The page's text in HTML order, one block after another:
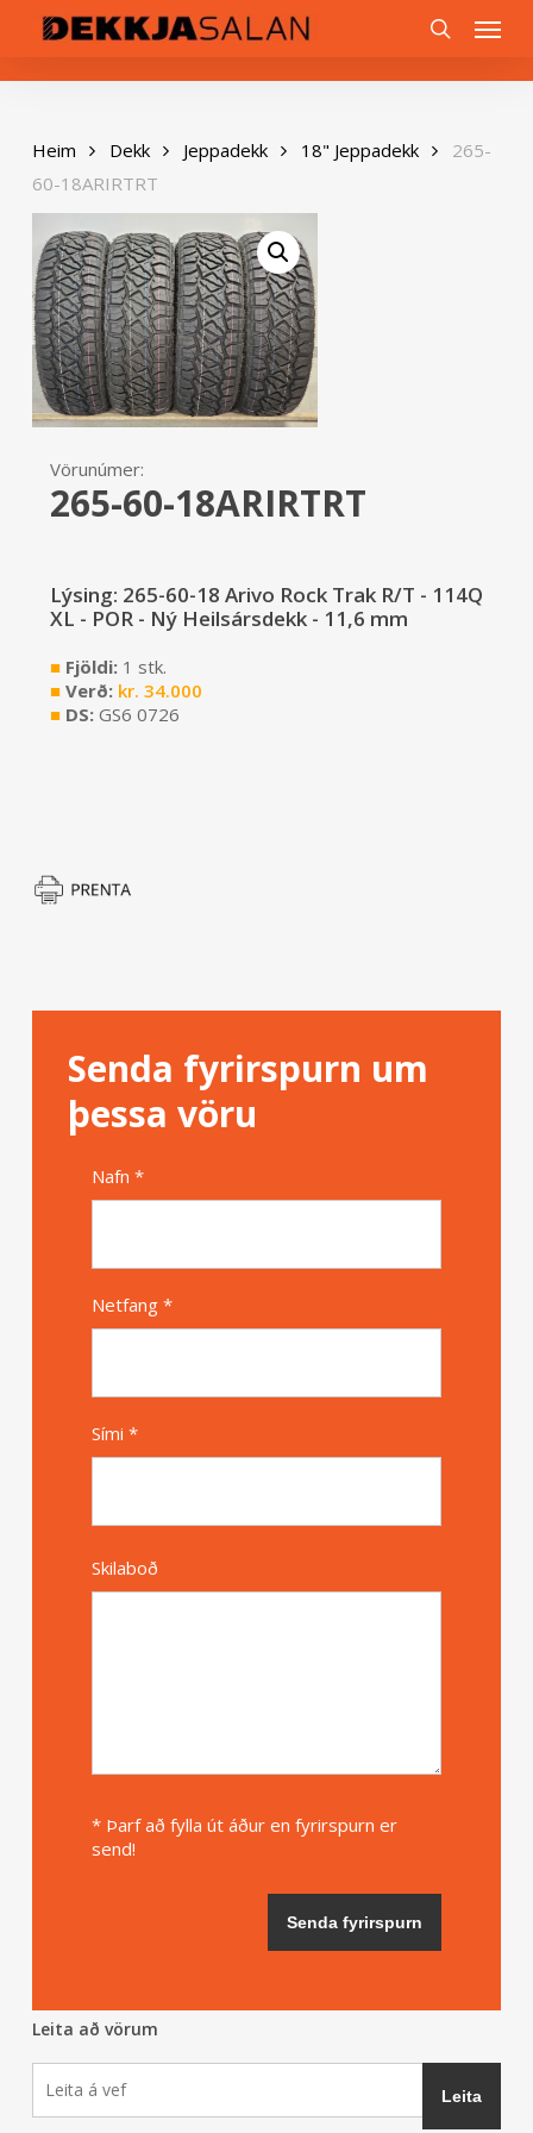
content
Menu
Heim Dekk Jeppadekk 18" Jeppadekk
265-
60-18ARIRTRT
Vörunúmer:
265-60-18ARIRTRT
Lýsing: 265-60-18 Arivo Rock Trak R/T - 114Q
XL - POR - Ný Heilsársdekk - 11,6 mm
■Fjöldi: 1 stk.
■Verð: kr. 34.000
■DS: GS6 0726
Senda fyrirspurn um
þessa vöru
Nafn *
Netfang *
Sími *
Skilaboð
* Þarf að fylla út áður en fyrirspurn er
send!
Leita að vörum